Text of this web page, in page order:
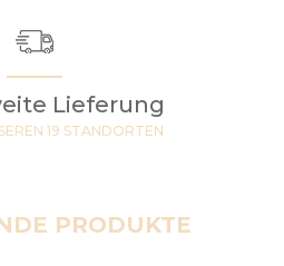
Lieferung
19 STANDORTEN
PRODUKTE